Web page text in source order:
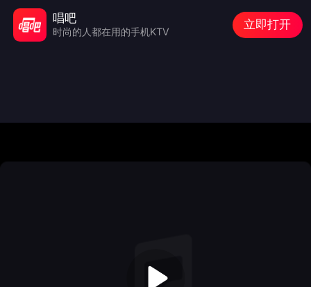
唱吧
时尚的人都在用的手机KTV
立即打开